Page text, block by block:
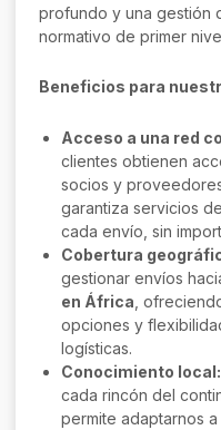
profundo y una gestión
normativo de primer
Beneficios para
Acceso a una red
clientes obtienen
socios y
garantiza servicios
cada envío, sin
Cobertura
gestionar envíos
en África ,
opciones y
logísticas.
Conocimiento local:
cada rincón del
permite adaptarnos